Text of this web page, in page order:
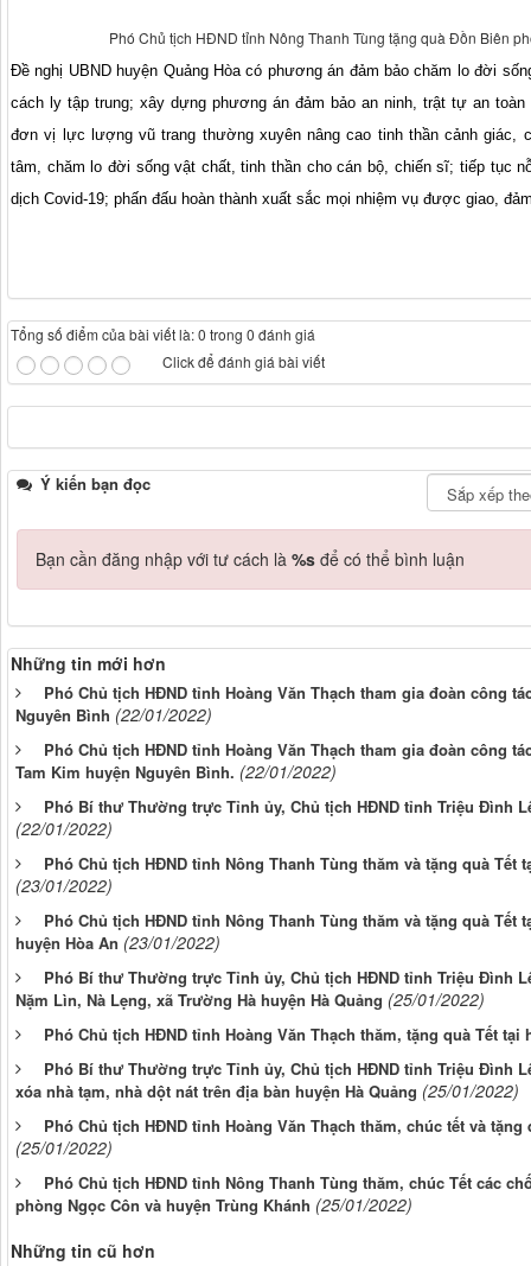
Phó Chủ tịch HĐND tỉnh Nông Thanh Tùng tặng quà Đồn Biên
Đề nghị UBND huyện Quảng Hòa có phương án đảm bảo chăm lo đời
cách ly tập trung; xây dựng phương án đảm bảo an ninh, trật tự an
đơn vị lực lượng vũ trang thường xuyên nâng cao tinh thần cảnh giác,
tâm, chăm lo đời sống vật chất, tinh thần cho cán bộ, chiến sĩ; tiếp tục
dịch Covid-19; phấn đấu hoàn thành xuất sắc mọi nhiệm vụ được giao,
Tổng số điểm của bài viết là: 0 trong 0 đánh giá
Click để đánh giá bài viết
Ý kiến bạn đọc
Bạn cần đăng nhập với tư cách là %s để có thể bình luận
Những tin mới hơn
Phó Chủ tịch HĐND tỉnh Hoàng Văn Thạch tham gia đoàn công
Nguyên Bình (22/01/2022)
Phó Chủ tịch HĐND tỉnh Hoàng Văn Thạch tham gia đoàn công
Tam Kim huyện Nguyên Bình. (22/01/2022)
Phó Bí thư Thường trực Tỉnh ủy, Chủ tịch HĐND tỉnh Triệu Đình
(22/01/2022)
Phó Chủ tịch HĐND tỉnh Nông Thanh Tùng thăm và tặng quà Tết
(23/01/2022)
Phó Chủ tịch HĐND tỉnh Nông Thanh Tùng thăm và tặng quà
huyện Hòa An (23/01/2022)
Phó Bí thư Thường trực Tỉnh ủy, Chủ tịch HĐND tỉnh Triệu Đình
Nặm Lìn, Nà Lẹng, xã Trường Hà huyện Hà Quảng (25/01/2022)
Phó Chủ tịch HĐND tỉnh Hoàng Văn Thạch thăm, tặng quà Tết tại
Phó Bí thư Thường trực Tỉnh ủy, Chủ tịch HĐND tỉnh Triệu Đình
xóa nhà tạm, nhà dột nát trên địa bàn huyện Hà Quảng (25/01/2022)
Phó Chủ tịch HĐND tỉnh Hoàng Văn Thạch thăm, chúc tết và
(25/01/2022)
Phó Chủ tịch HĐND tỉnh Nông Thanh Tùng thăm, chúc Tết các
phòng Ngọc Côn và huyện Trùng Khánh (25/01/2022)
Những tin cũ hơn